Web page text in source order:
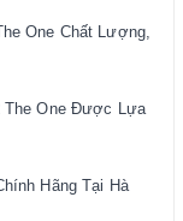
One Chất Lượng,
The One Được Lựa
Hãng Tại Hà